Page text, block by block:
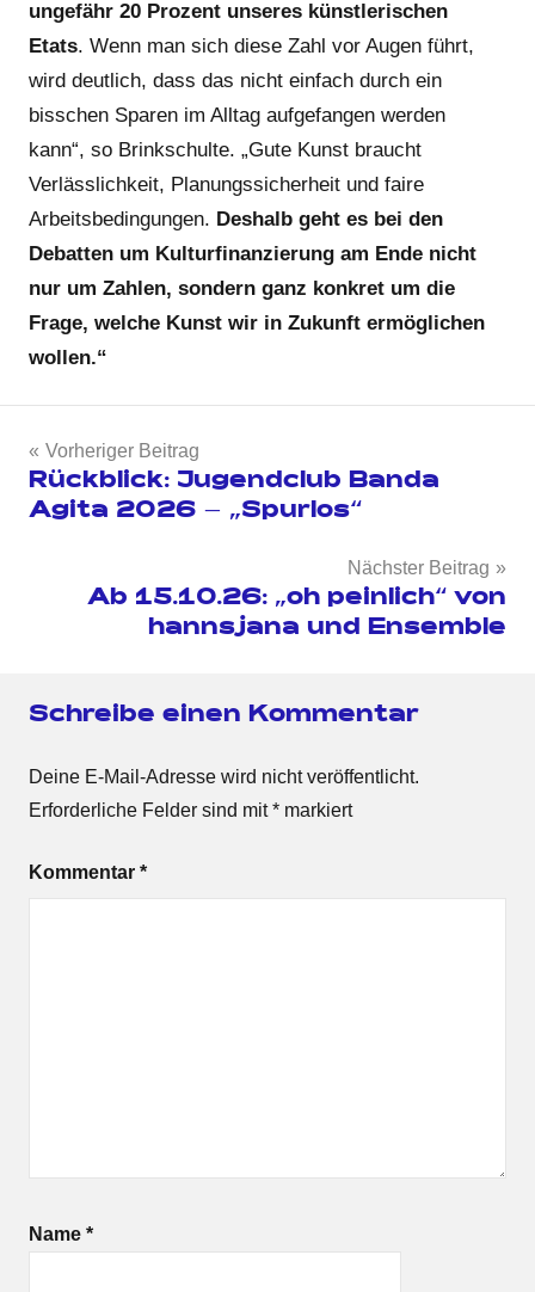
ungefähr 20 Prozent unseres künstlerischen
Etats. Wenn man sich diese Zahl vor Augen führt,
wird deutlich, dass das nicht einfach durch ein
bisschen Sparen im Alltag aufgefangen werden
kann“, so Brinkschulte. „Gute Kunst braucht
Verlässlichkeit, Planungssicherheit und faire
Arbeitsbedingungen. Deshalb geht es bei den
Debatten um Kulturfinanzierung am Ende nicht
nur um Zahlen, sondern ganz konkret um die
Frage, welche Kunst wir in Zukunft ermöglichen
wollen.“
Beitragsnavigation
Vorheriger Beitrag
Rückblick: Jugendclub Banda
Agita 2026 – „Spurlos“
Nächster Beitrag
Ab 15.10.26: „oh peinlich“ von
hannsjana und Ensemble
Schreibe einen Kommentar
Deine E-Mail-Adresse wird nicht veröffentlicht.
Erforderliche Felder sind mit* markiert
Kommentar *
Name *